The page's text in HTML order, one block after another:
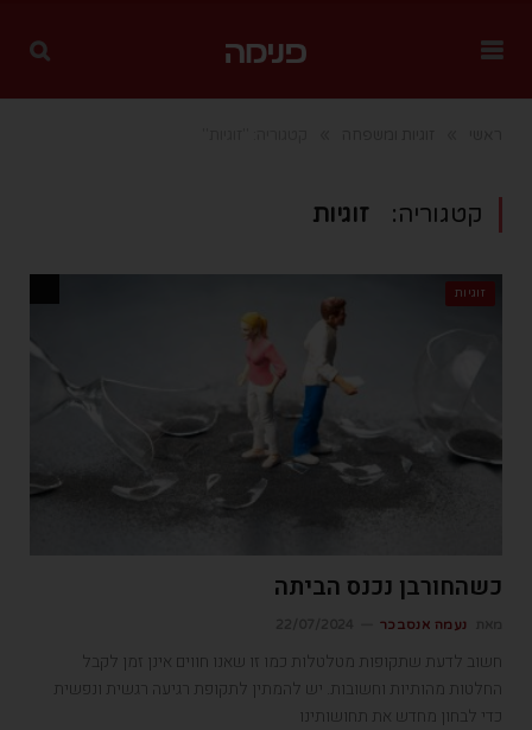
קטגוריה: זוגיות
זוגיות
כשהחורבן נכנס הביתה
נעמה אנסבכר
חשוב לדעת שתקופות מטלטלות כמו זו שאנו חווים אינן זמן לקבל
החלטות מהותיות וחשובות. יש להמתין לתקופת רגיעה רגשית ונפשית
כדי לבחון מחדש את תחושותינו